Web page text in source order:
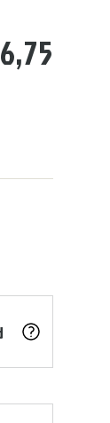
6,75